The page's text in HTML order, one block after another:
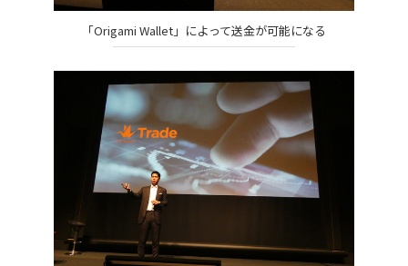
「Origami Wallet」によって送金が可能になる